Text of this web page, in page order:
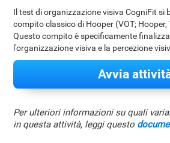
Il test di organizzazione visiva CogniFit si
compito classico di Hooper (VOT;
Questo compito è specificamente
l'organizzazione visiva e la percezione
Avvia
Per ulteriori informazioni su quali
in questa attività, leggi questo